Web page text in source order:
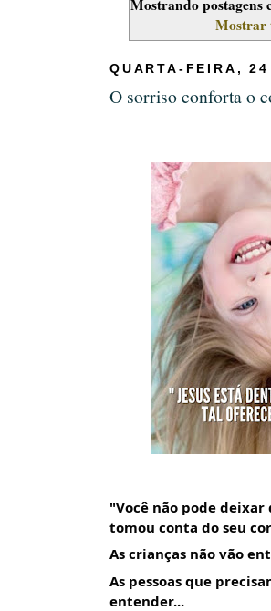
Mostrando postagens
Mostrar
QUARTA-FEIRA,
O sorriso conforta o
"Você não pode
tomou conta do seu
As crianças não vão
As pessoas que
entender...